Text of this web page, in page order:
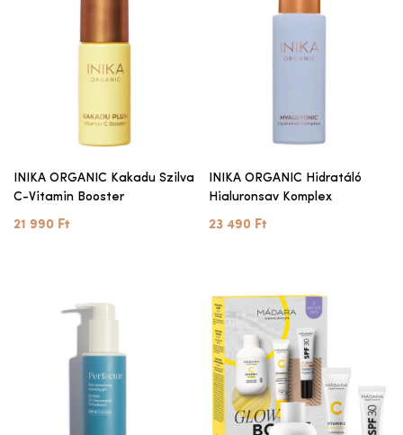
INIKA ORGANIC Kakadu Szilva
C-Vitamin Booster
21 990 Ft
INIKA ORGANIC Hidratáló
Hialuronsav Komplex
23 490 Ft